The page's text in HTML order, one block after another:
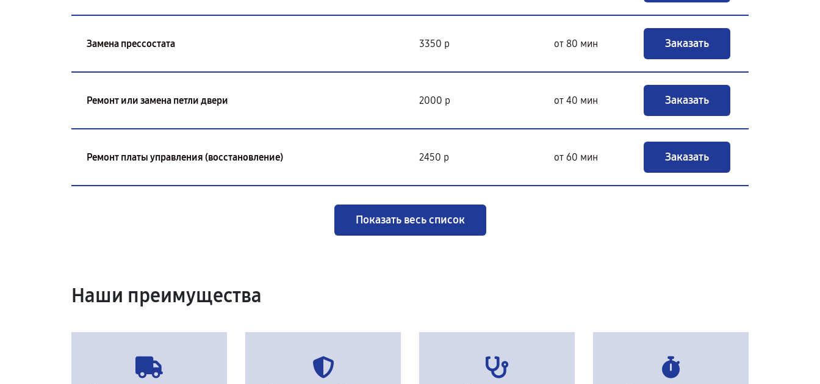
Замена прессостата 3350 р от 80 мин Заказать
Ремонт или замена петли двери 2000 р от 40 мин Заказать
Ремонт платы управления (восстановление) 2450 р от 60 мин Заказать
Показать весь список
Наши преимущества